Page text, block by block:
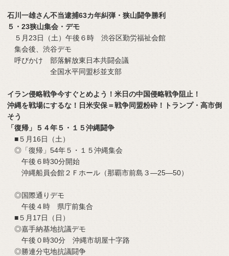
石川一雄さん不当逮捕63カ年糾弾・狭山闘争勝利
５・23狭山集会・デモ
５月23日（土）午後６時 渋谷区勤労福祉会館
集会後、渋谷デモ
呼びかけ 部落解放東日本共闘会議
全国水平同盟杉並支部
イラン侵略戦争今すぐとめよう！米日の中国侵略戦争阻止！
沖縄を戦場にするな！日米安保＝戦争同盟粉砕！トランプ・高市倒
そう
「復帰」５４年５・１５沖縄闘争
■５月16日（土）
◎「復帰」54年５・１５沖縄集会
午後６時30分開始
沖縄船員会館２Ｆホール（那覇市前島３―25―50）
◎国際通りデモ
午後４時 県庁前集合
■５月17日（日）
◎嘉手納基地抗議デモ
午後０時30分 沖縄市胡屋十字路
◎勝連分屯地抗議闘争